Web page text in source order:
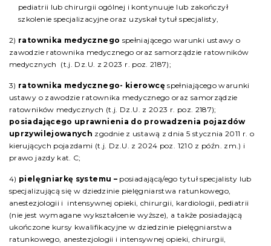
pediatrii lub chirurgii ogólnej i kontynuuje lub zakończył
szkolenie specjalizacyjne oraz uzyskał tytuł specjalisty,
2) ratownika medycznego spełniającego warunki ustawy o
zawodzie ratownika medycznego oraz samorządzie ratowników
medycznych (t.j. Dz.U. z 2023 r. poz. 2187);
3) ratownika medycznego- kierowcęspełniającego warunki
ustawy o zawodzie ratownika medycznego oraz samorządzie
ratowników medycznych (t.j. Dz.U. z 2023 r. poz. 2187);
posiadającego uprawnienia do prowadzenia pojazdów
uprzywilejowanych zgodnie z ustawą z dnia 5 stycznia 2011 r. o
kierujących pojazdami (t.j. Dz.U. z 2024 poz. 1210 z późn. zm.) i
prawo jazdy kat. C;
4) pielęgniarkę systemu – posiadającą/ego tytuł specjalisty lub
specjalizującą się w dziedzinie pielęgniarstwa ratunkowego,
anestezjologii i intensywnej opieki, chirurgii, kardiologii, pediatrii
(nie jest wymagane wykształcenie wyższe), a także posiadającą
ukończone kursy kwalifikacyjne w dziedzinie pielęgniarstwa
ratunkowego, anestezjologii i intensywnej opieki, chirurgii,